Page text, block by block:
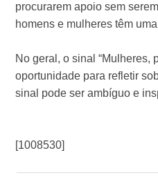
procurarem apoio sem
homens e mulheres têm
No geral, o sinal “Mulheres,
oportunidade para refletir
sinal pode ser ambíguo e
[1008530]